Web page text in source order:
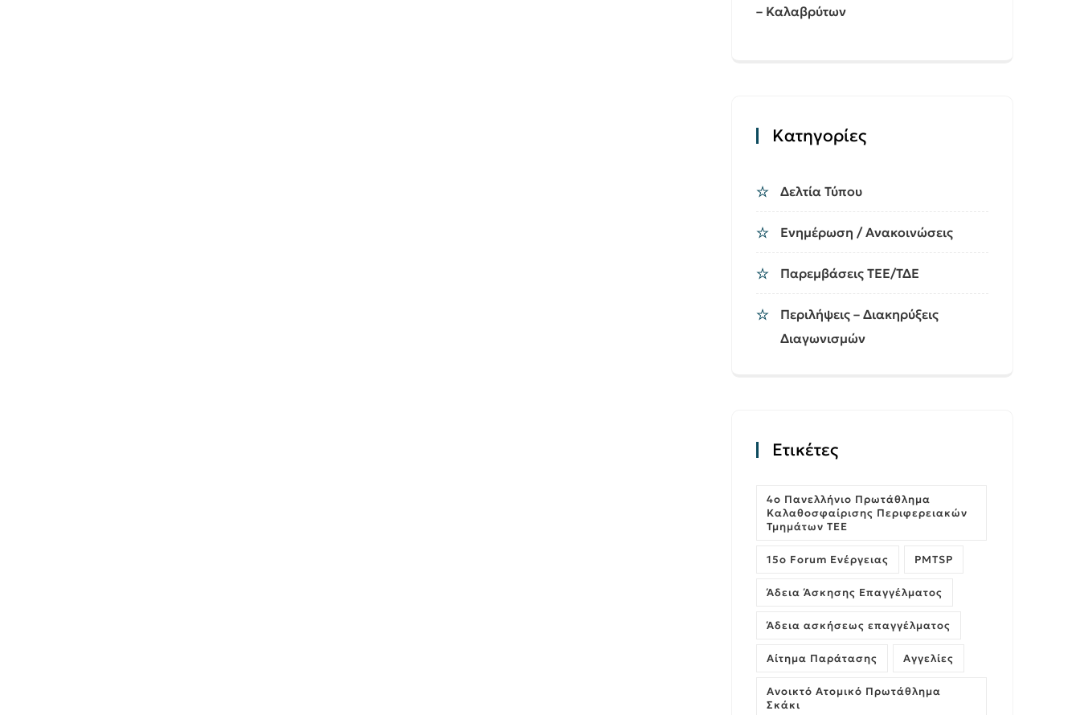
– Καλαβρύτων
Kατηγορίες
Δελτία Τύπου
Ενημέρωση / Ανακοινώσεις
Παρεμβάσεις ΤΕΕ/ΤΔΕ
Περιλήψεις – Διακηρύξεις
Διαγωνισμών
Ετικέτες
4ο Πανελλήνιο Πρωτάθλημα
Καλαθοσφαίρισης Περιφερειακών
Τμημάτων ΤΕΕ
15ο Forum Ενέργειας PMTSP
Άδεια Άσκησης Επαγγέλματος
Άδεια ασκήσεως επαγγέλματος
Αίτημα Παράτασης Αγγελίες
Ανοικτό Ατομικό Πρωτάθλημα
Σκάκι